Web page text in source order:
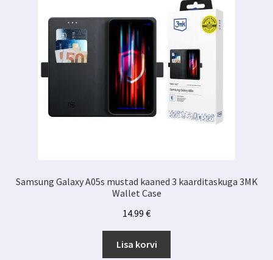
Samsung Galaxy A05s mustad kaaned 3 kaarditaskuga 3MK
Wallet Case
14.99 €
Lisa korvi